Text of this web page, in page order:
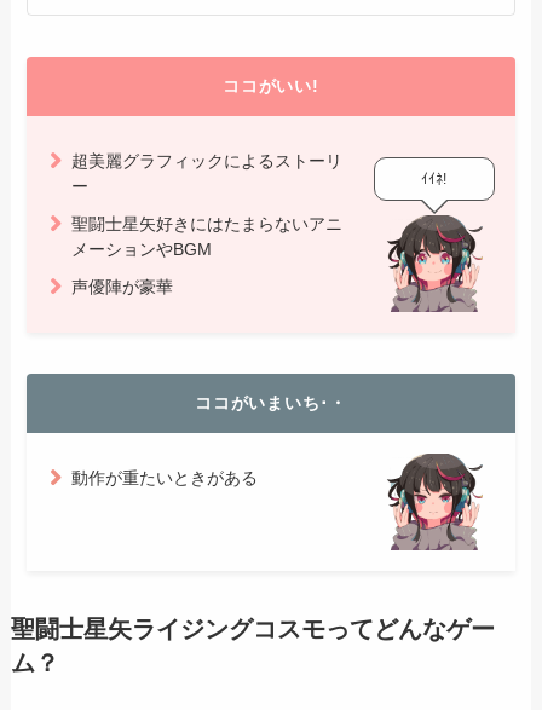
ココがいい!
超美麗グラフィックによるストーリ
ー
聖闘士星矢好きにはたまらないアニ
メーションやBGM
声優陣が豪華
ｲｲﾈ!
ココがいまいち･・
動作が重たいときがある
聖闘士星矢ライジングコスモってどんなゲー
ム？